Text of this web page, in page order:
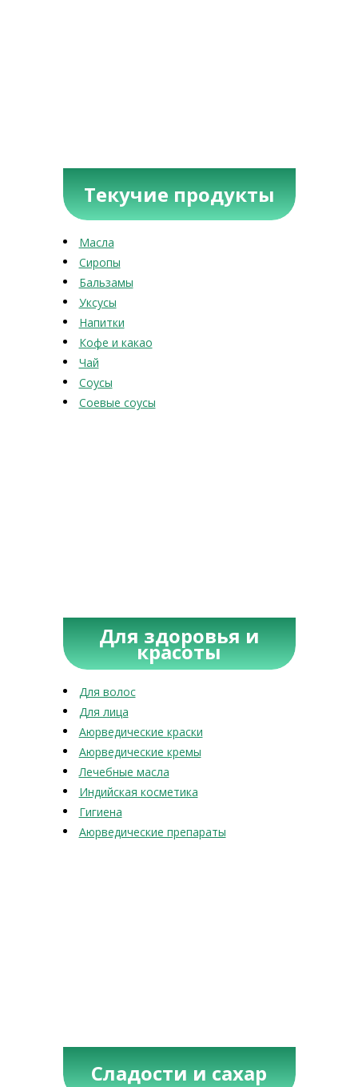
Текучие продукты
Масла
Сиропы
Бальзамы
Уксусы
Напитки
Кофе и какао
Чай
Соусы
Соевые соусы
Для здоровья и
красоты
Для волос
Для лица
Аюрведические краски
Аюрведические кремы
Лечебные масла
Индийская косметика
Гигиена
Аюрведические препараты
Сладости и сахар